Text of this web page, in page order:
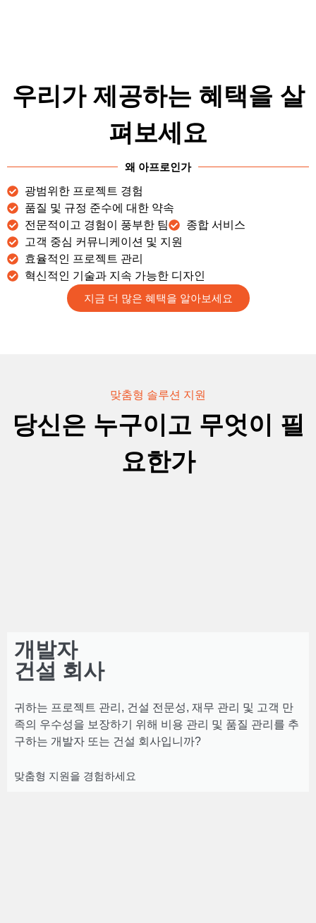
우리가 제공하는 혜택을 살
펴보세요
왜 아프로인가
광범위한 프로젝트 경험
품질 및 규정 준수에 대한 약속
전문적이고 경험이 풍부한 팀
종합 서비스
고객 중심 커뮤니케이션 및 지원
효율적인 프로젝트 관리
혁신적인 기술과 지속 가능한 디자인
지금 더 많은 혜택을 알아보세요
맞춤형 솔루션 지원
당신은 누구이고 무엇이 필
요한가
개발자
건설 회사
귀하는 프로젝트 관리, 건설 전문성, 재무 관리 및 고객 만
족의 우수성을 보장하기 위해 비용 관리 및 품질 관리를 추
구하는 개발자 또는 건설 회사입니까?
맞춤형 지원을 경험하세요